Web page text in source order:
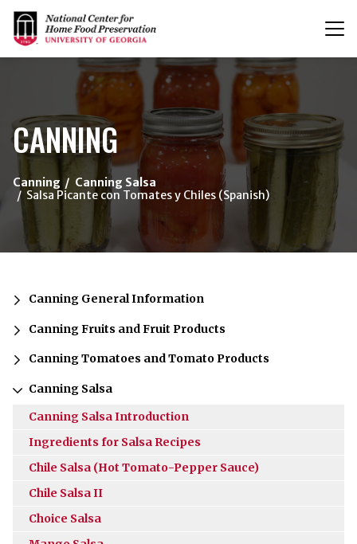
{/exp:channel:entires}
CANNING
Canning
Canning Salsa
Salsa Picante con Tomates y Chiles (Spanish)
Canning General Information
Canning Fruits and Fruit Products
Canning Tomatoes and Tomato Products
Canning Salsa
Canning Salsa Introduction
Ingredients for Salsa Recipes
Chile Salsa (Hot Tomato-Pepper Sauce)
Chile Salsa II
Choice Salsa